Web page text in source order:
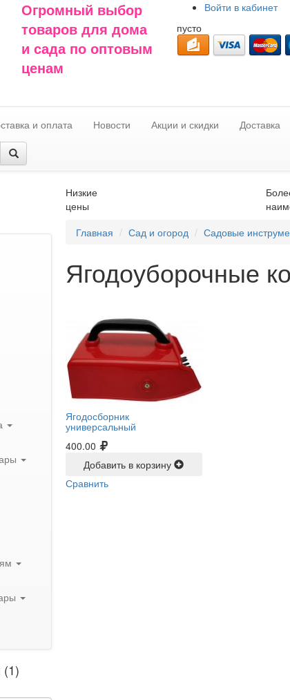
Огромный выбор
товаров для дома
и сада по оптовым
ценам
Войти в кабинет
пусто
и оплата Новости Акции и скидки Доставка
Низкие
цены
Главная Сад и огород Садовые
Ягодоуборочные
Ягодосборник
универсальный
400.00
Добавить в корзину
Сравнить